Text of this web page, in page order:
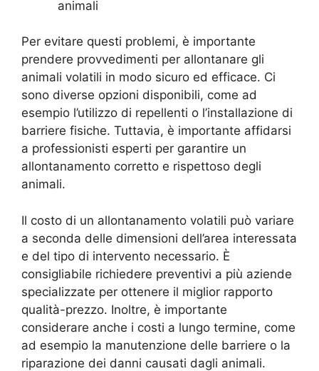
animali
Per evitare questi problemi, è importante
prendere provvedimenti per allontanare gli
animali volatili in modo sicuro ed efficace. Ci
sono diverse opzioni disponibili, come ad
esempio l’utilizzo di repellenti o l’installazione di
barriere fisiche. Tuttavia, è importante affidarsi
a professionisti esperti per garantire un
allontanamento corretto e rispettoso degli
animali.
Il costo di un allontanamento volatili può variare
a seconda delle dimensioni dell’area interessata
e del tipo di intervento necessario. È
consigliabile richiedere preventivi a più aziende
specializzate per ottenere il miglior rapporto
qualità-prezzo. Inoltre, è importante
considerare anche i costi a lungo termine, come
ad esempio la manutenzione delle barriere o la
riparazione dei danni causati dagli animali.